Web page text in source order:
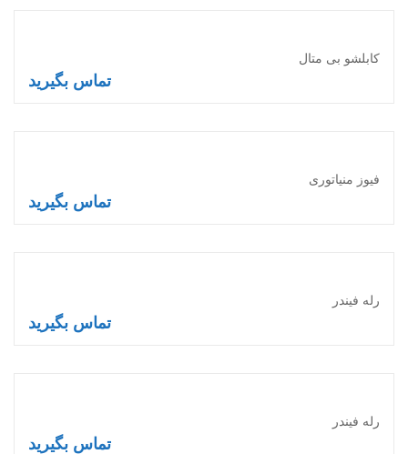
رله فیندر
تماس بگیرید
رله فیندر
تماس بگیرید
فیوز منیاتوری
تماس بگیرید
کابلشو بی متال
تماس بگیرید